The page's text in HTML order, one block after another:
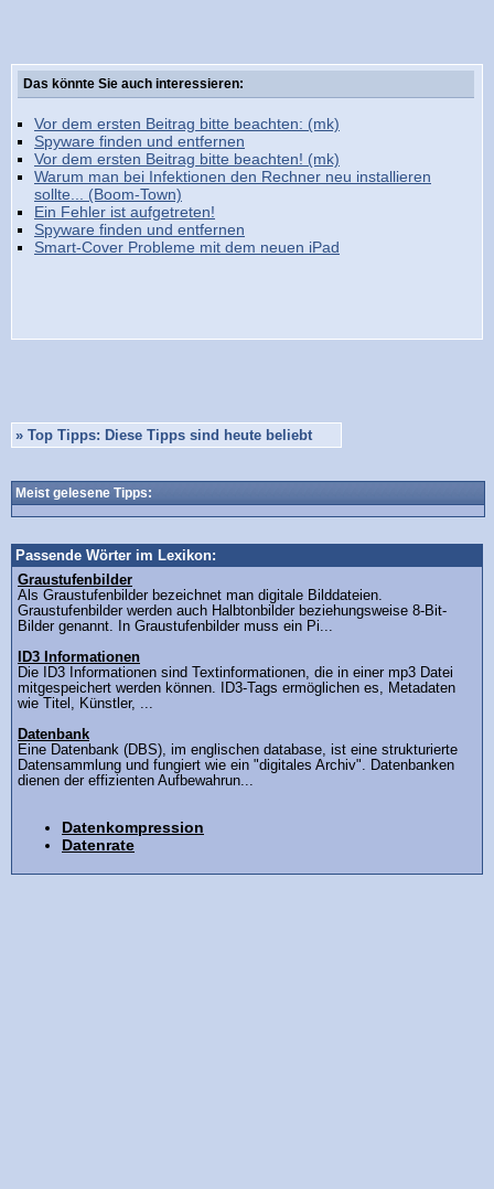
Das könnte Sie auch interessieren:
Vor dem ersten Beitrag bitte beachten: (mk)
Spyware finden und entfernen
Vor dem ersten Beitrag bitte beachten! (mk)
Warum man bei Infektionen den Rechner neu installieren
sollte... (Boom-Town)
Ein Fehler ist aufgetreten!
Spyware finden und entfernen
Smart-Cover Probleme mit dem neuen iPad
» Top Tipps: Diese Tipps sind heute beliebt
Meist gelesene Tipps:
Passende Wörter im Lexikon:
Graustufenbilder
Als Graustufenbilder bezeichnet man digitale Bilddateien.
Graustufenbilder werden auch Halbtonbilder beziehungsweise 8-Bit-
Bilder genannt. In Graustufenbilder muss ein Pi...
ID3 Informationen
Die ID3 Informationen sind Textinformationen, die in einer mp3 Datei
mitgespeichert werden können. ID3-Tags ermöglichen es, Metadaten
wie Titel, Künstler, ...
Datenbank
Eine Datenbank (DBS), im englischen database, ist eine strukturierte
Datensammlung und fungiert wie ein "digitales Archiv". Datenbanken
dienen der effizienten Aufbewahrun...
Datenkompression
Datenrate